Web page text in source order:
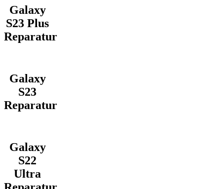
Galaxy
S23 Plus
Reparatur
Galaxy
S23
Reparatur
Galaxy
S22
Ultra